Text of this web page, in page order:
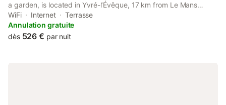
a garden, is located in Yvré-lʼÉvêque, 17 km from Le Mans
Circuit, 4.6 km from Le Mansgolfier Golf Club, as well as 8.7 km
from Le Mans High Court.
WiFi Internet
Terrasse
Annulation gratuite
dès 526 € par nuit